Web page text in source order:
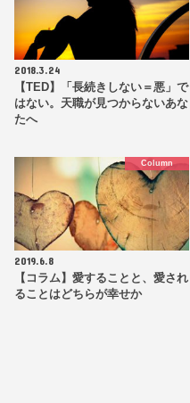
2018.3.24
【TED】「長続きしない＝悪」で
はない。天職が見つからないあな
たへ
Column
2019.6.8
【コラム】愛することと、愛され
ることはどちらが幸せか